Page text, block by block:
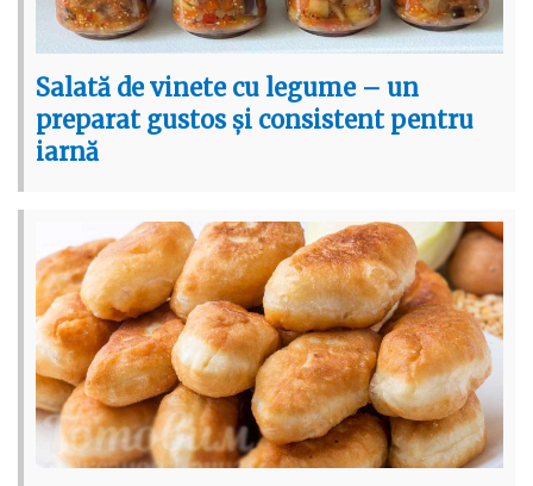
Salată de vinete cu legume – un
preparat gustos și consistent pentru
iarnă